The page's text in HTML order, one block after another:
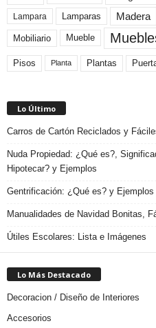
Lampara Lamparas Madera
Mobiliario Mueble
Pisos Planta Plantas
Lo Último
Carros de Cartón Reciclados y
Nuda Propiedad: ¿Qué es?,
Hipotecar? y Ejemplos
Gentrificación: ¿Qué es? y Ejemplos
Manualidades de Navidad Bonitas,
Útiles Escolares: Lista e Imágenes
Lo Más Destacado
Decoracion / Diseño de Interiores
Accesorios